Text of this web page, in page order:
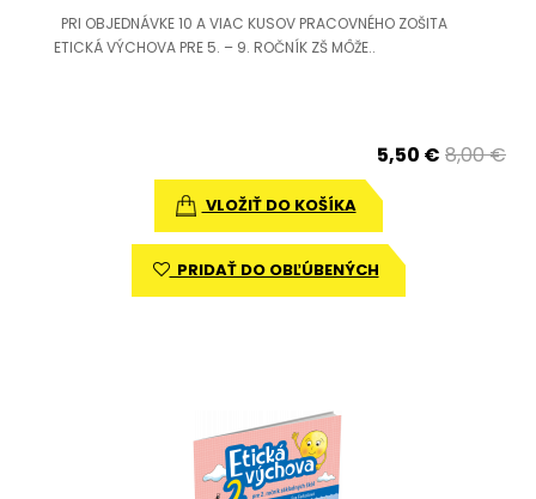
PRI OBJEDNÁVKE 10 A VIAC KUSOV PRACOVNÉHO ZOŠITA
ETICKÁ VÝCHOVA PRE 5. – 9. ROČNÍK ZŠ MÔŽE..
5,50 € 8,00 €
VLOŽIŤ DO KOŠÍKA
PRIDAŤ DO OBĽÚBENÝCH